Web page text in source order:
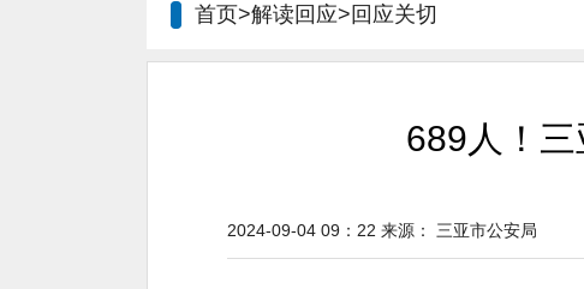
首页>解读回应> 回应关切
689人！三
2024-09-04 09：22 来源： 三亚市公安局